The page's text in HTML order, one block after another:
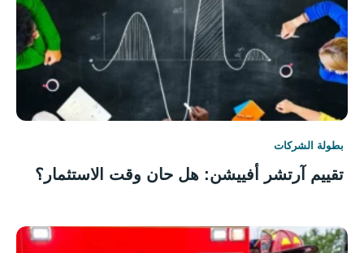
بطولة الشركات
تقييم آرتشر أفييشن: هل حان وقت الاستثمار؟